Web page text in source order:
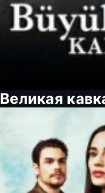
Великая